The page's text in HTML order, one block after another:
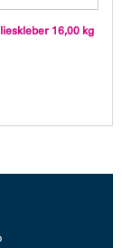
16,00 kg